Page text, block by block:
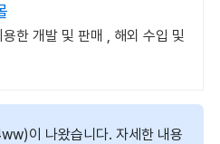
한 개발 및 판매 , 해외 수입 및
이 나왔습니다. 자세한 내용